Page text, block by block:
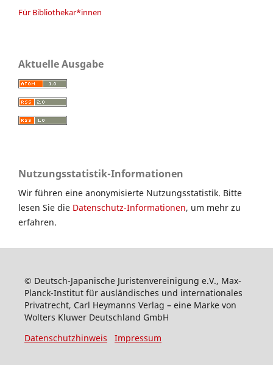
Für Bibliothekar*innen
Aktuelle Ausgabe
Nutzungsstatistik-Informationen
Wir führen eine anonymisierte Nutzungsstatistik. Bitte
lesen Sie die Datenschutz-Informationen, um mehr zu
erfahren.
© Deutsch-Japanische Juristenvereinigung e.V., Max-
Planck-Institut für ausländisches und internationales
Privatrecht, Carl Heymanns Verlag – eine Marke von
Wolters Kluwer Deutschland GmbH
Datenschutzhinweis
Impressum